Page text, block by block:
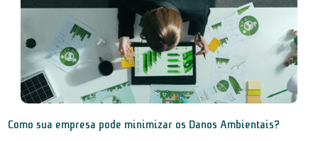
Como sua empresa pode minimizar os Danos Ambientais?